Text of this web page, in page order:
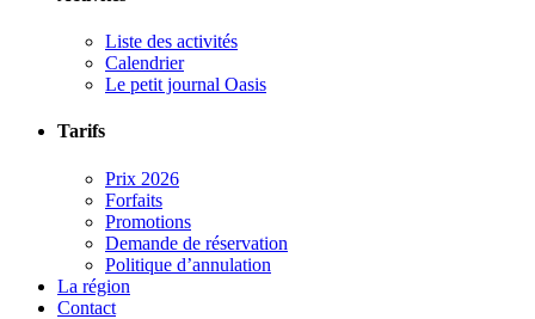
Liste des activités
Calendrier
Le petit journal Oasis
Tarifs
Prix 2026
Forfaits
Promotions
Demande de réservation
Politique d’annulation
La région
Contact